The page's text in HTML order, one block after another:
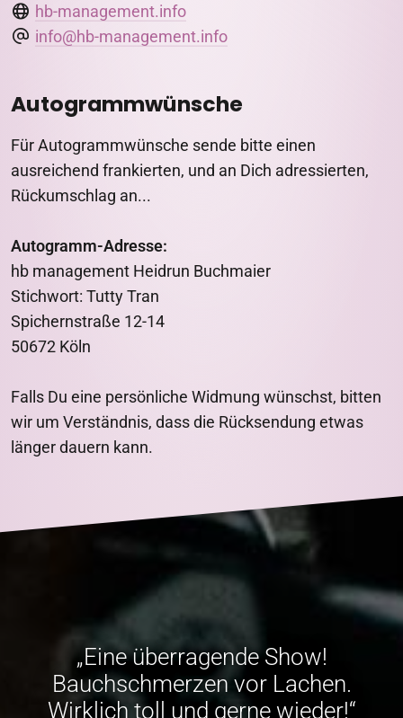
hb-management.info
info@hb-management.info
Autogrammwünsche
Für Autogrammwünsche sende bitte einen
ausreichend frankierten, und an Dich adressierten,
Rückumschlag an...
Autogramm-Adresse:
hb management Heidrun Buchmaier
Stichwort: Tutty Tran
Spichernstraße 12-14
50672 Köln
Falls Du eine persönliche Widmung wünschst, bitten
wir um Verständnis, dass die Rücksendung etwas
länger dauern kann.
„Eine überragende Show!
Bauchschmerzen vor Lachen.
Wirklich toll und gerne wieder!“